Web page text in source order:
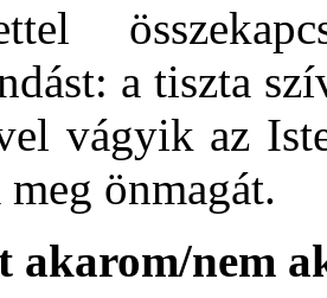
a tiszta
vágyik az
önmagát.
nem